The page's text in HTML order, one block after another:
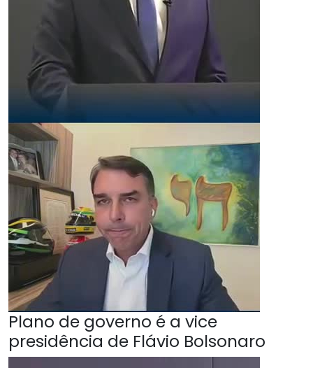
Plano de governo é a vice
presidência de Flávio Bolsonaro